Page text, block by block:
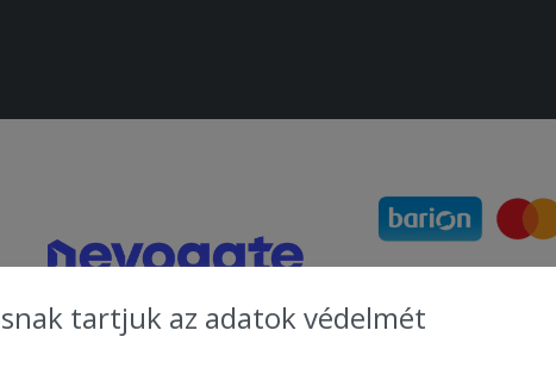
tartjuk az adatok védelmét